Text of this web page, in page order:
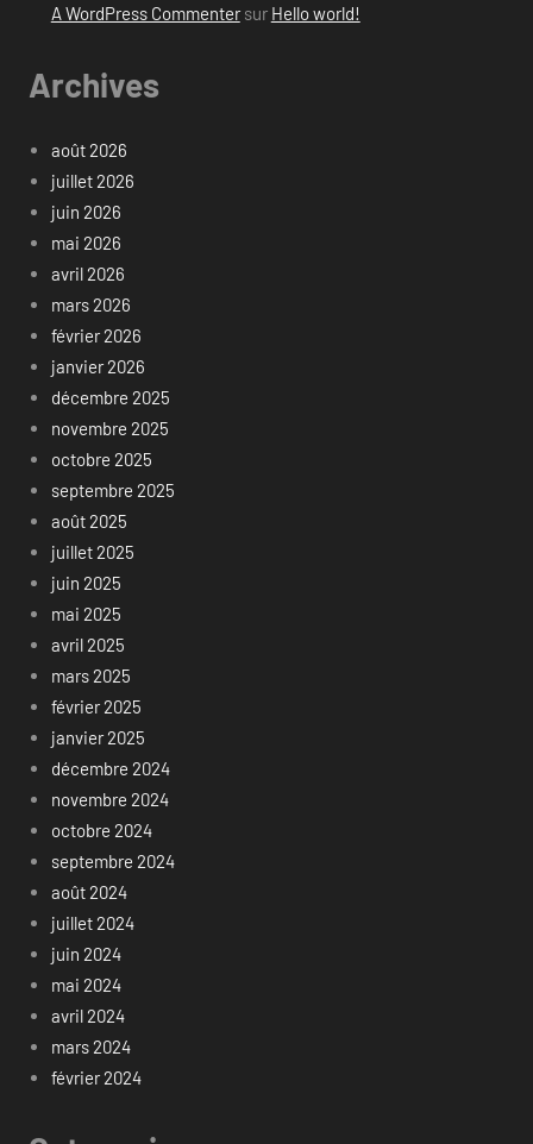
A WordPress Commentersur Hello world!
Archives
août 2026
juillet 2026
juin 2026
mai 2026
avril 2026
mars 2026
février 2026
janvier 2026
décembre 2025
novembre 2025
octobre 2025
septembre 2025
août 2025
juillet 2025
juin 2025
mai 2025
avril 2025
mars 2025
février 2025
janvier 2025
décembre 2024
novembre 2024
octobre 2024
septembre 2024
août 2024
juillet 2024
juin 2024
mai 2024
avril 2024
mars 2024
février 2024